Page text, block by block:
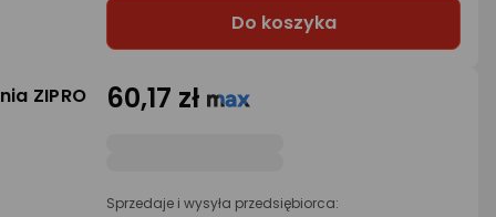
Do koszyka
ZIPRO 60,17 zł
Sprzedaje i wysyła przedsiębiorca: